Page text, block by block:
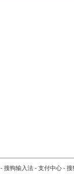
- 搜狗输入法 - 支付中心 - 搜